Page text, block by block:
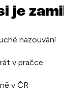
je
nazouvání
v pračce
v ČR